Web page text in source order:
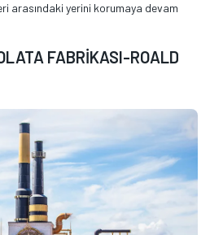
arasındaki yerini korumaya devam
FABRİKASI-ROALD